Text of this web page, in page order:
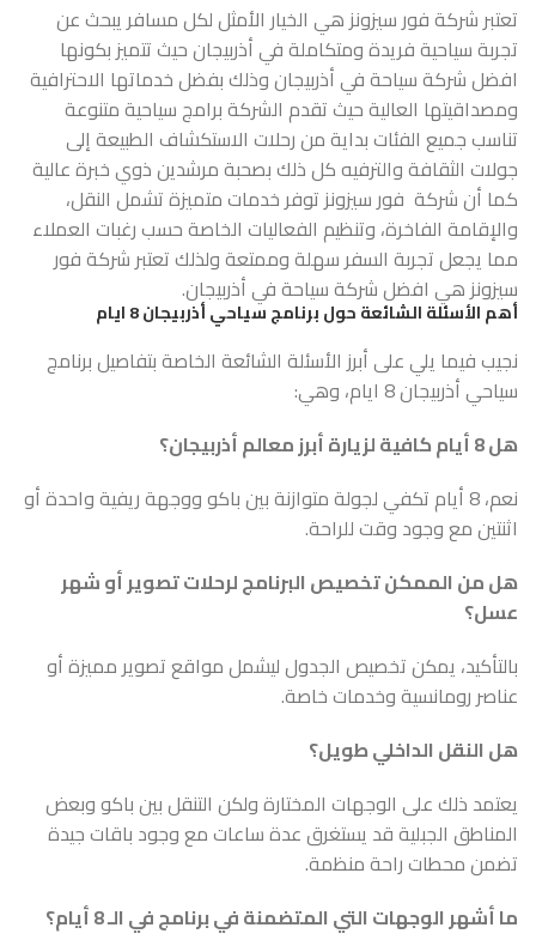
تعتبر شركة فور سيزونز هي الخيار الأمثل لكل مسافر يبحث عن
تجربة سياحية فريدة ومتكاملة في أذربيجان حيث تتميز بكونها
افضل شركة سياحة في أذربيجان وذلك بفضل خدماتها الاحترافية
ومصداقيتها العالية حيث تقدم الشركة برامج سياحية متنوعة
تناسب جميع الفئات بداية من رحلات الاستكشاف الطبيعة إلى
جولات الثقافة والترفيه كل ذلك بصحبة مرشدين ذوي خبرة عالية
كما أن شركة فور سيزونز توفر خدمات متميزة تشمل النقل،
والإقامة الفاخرة، وتنظيم الفعاليات الخاصة حسب رغبات العملاء
مما يجعل تجربة السفر سهلة وممتعة ولذلك تعتبر شركة فور
سيزونز هي افضلشركة سياحة في أذربيجان.
أهم الأسئلة الشائعة حول برنامج سياحي أذربيجان 8 ايام
نجيب فيما يلي على أبرز الأسئلة الشائعة الخاصة بتفاصيل برنامج
سياحي أذربيجان 8 ايام، وهي:
هل 8 أيام كافية لزيارة أبرز معالم أذربيجان؟
نعم، 8 أيام تكفي لجولة متوازنة بين باكو ووجهة ريفية واحدة أو
اثنتين مع وجود وقت للراحة.
هل من الممكن تخصيص البرنامج لرحلات تصوير أو شهر
عسل؟
بالتأكيد، يمكن تخصيص الجدول ليشمل مواقع تصوير مميزة أو
عناصر رومانسية وخدمات خاصة.
هل النقل الداخلي طويل؟
يعتمد ذلك على الوجهات المختارة ولكن التنقل بين باكو وبعض
المناطق الجبلية قد يستغرق عدة ساعات مع وجود باقات جيدة
تضمن محطات راحة منظمة.
ما أشهر الوجهات التي المتضمنة في برنامج في الـ 8 أيام؟